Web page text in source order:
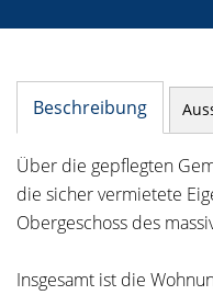
Beschreibung
Über die gepflegten
die sicher vermietete
Obergeschoss des
Insgesamt ist die